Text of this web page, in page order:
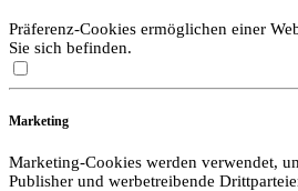
Präferenz-Cookies ermöglichen einer
Sie sich befinden.
Marketing
Marketing-Cookies werden verwendet,
Publisher und werbetreibende